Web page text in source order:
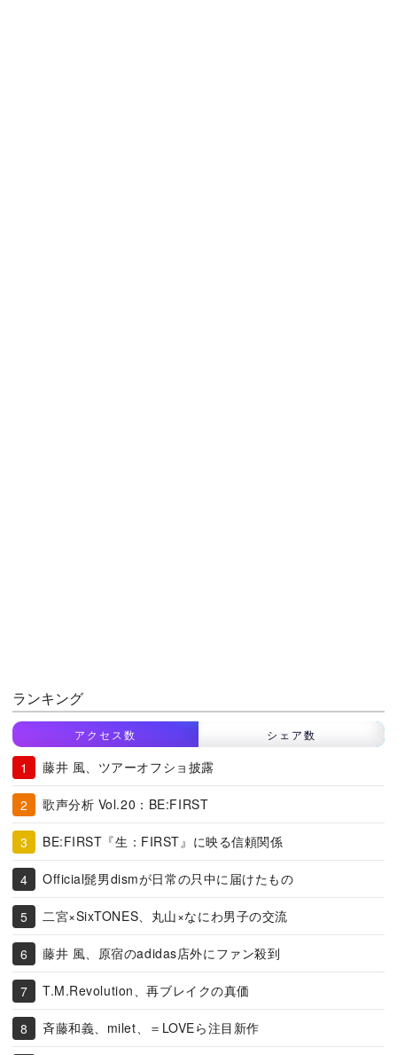
ランキング
アクセス数 シェア数
藤井 風、ツアーオフショ披露
歌声分析 Vol.20：BE:FIRST
BE:FIRST『生：FIRST』に映る信頼関係
Official髭男dismが日常の只中に届けたもの
二宮×SixTONES、丸山×なにわ男子の交流
藤井 風、原宿のadidas店外にファン殺到
T.M.Revolution、再ブレイクの真価
斉藤和義、milet、＝LOVEら注目新作